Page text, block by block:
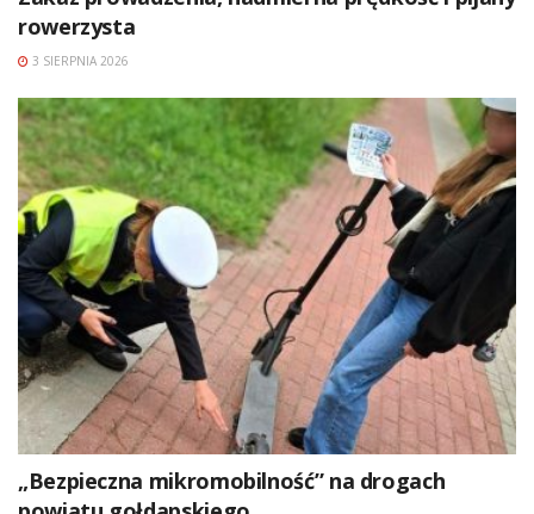
rowerzysta
3 SIERPNIA 2026
„Bezpieczna mikromobilność” na drogach